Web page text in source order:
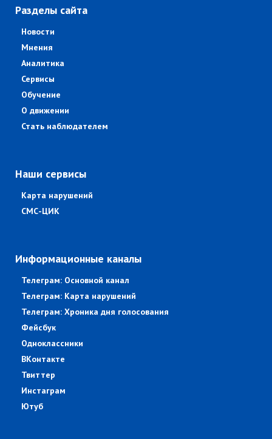
Разделы сайта
Новости
Мнения
Аналитика
Сервисы
Обучение
О движении
Стать наблюдателем
Наши сервисы
Карта нарушений
СМС-ЦИК
Информационные каналы
Телеграм: Основной канал
Телеграм: Карта нарушений
Телеграм: Хроника дня голосования
Фейсбук
Одноклассники
ВКонтакте
Твиттер
Инстаграм
Ютуб